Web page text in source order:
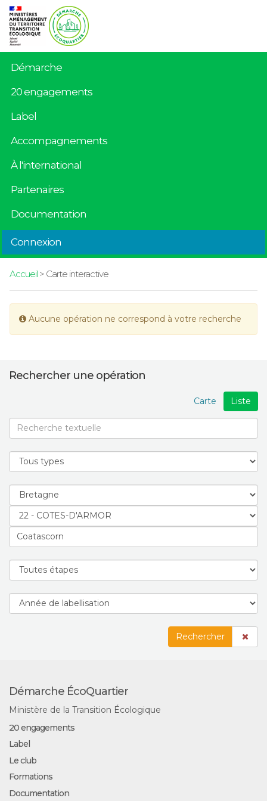
Démarche
20 engagements
Label
Accompagnements
À l'international
Partenaires
Documentation
Connexion
Accueil> Carte interactive
Aucune opération ne correspond à votre recherche
Rechercher une opération
Liste
Carte
Rechercher
Démarche ÉcoQuartier
Ministère de la Transition Écologique
20 engagements
Label
Le club
Formations
Documentation